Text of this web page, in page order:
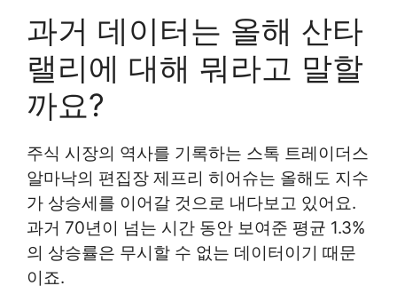
과거 데이터는 올해 산타
랠리에 대해 뭐라고 말할
까요?
주식 시장의 역사를 기록하는 스톡 트레이더스
알마낙의 편집장 제프리 히어슈는 올해도 지수
가 상승세를 이어갈 것으로 내다보고 있어요.
과거 70년이 넘는 시간 동안 보여준 평균 1.3%
의 상승률은 무시할 수 없는 데이터이기 때문
이죠.